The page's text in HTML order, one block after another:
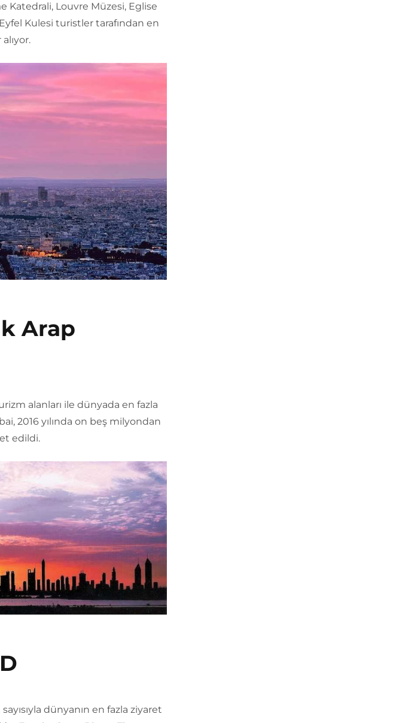
Katedrali, Louvre Müzesi, Eglise
Kulesi turistler tarafından en
Arap
alanları ile dünyada en fazla
2016 yılında on beş milyondan
edildi.
dünyanın en fazla ziyaret